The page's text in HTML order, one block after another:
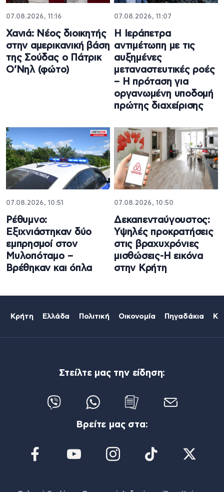
07.08.2026, 11:16
Χανιά: Νέος διοικητής
στην αμερικανική βάση
της Σούδας ο Πάτρικ
Ο’Νηλ (φώτο)
07.08.2026, 11:07
Η Ιεράπετρα
αντιμέτωπη με τις
αυξημένες
μεταναστευτικές ροές
– Η πρόταση για
οργανωμένη υποδομή
πρώτης διαχείρισης
07.08.2026, 10:51
Ρέθυμνο:
Εξιχνιάστηκαν δύο
εμπρησμοί στον
Μυλοπόταμο –
Βρέθηκαν και όπλα
07.08.2026, 10:50
Δεκαπενταύγουστος:
Υψηλές προκρατήσεις
στις βραχυχρόνιες
μισθώσεις-Η εικόνα
στην Κρήτη
Κρήτη Ελλάδα Πολιτική Οικονομία Πηγαδάκια
Στείλτε μας την είδηση:
Βρείτε μας στα: